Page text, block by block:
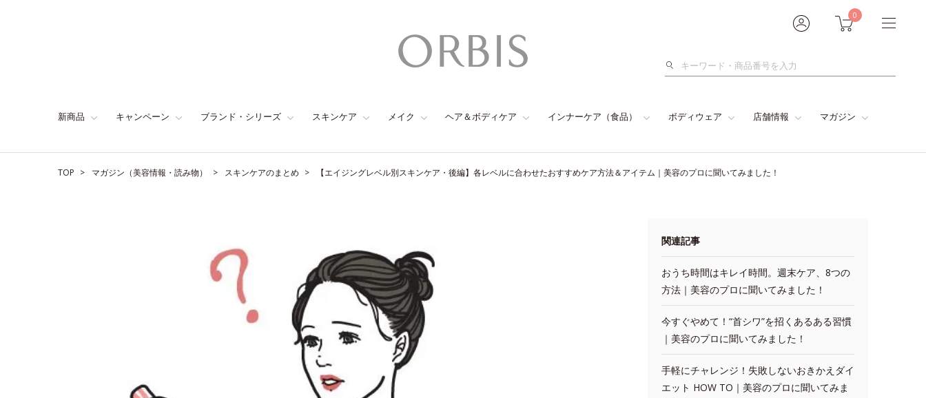
0
検
新商品 キャンペーン ブランド・シリーズ スキンケア メイク ヘア＆ボディケア インナーケア（食品） ボディウェア 店舗情報 マガジン
TOP マガジン（美容情報・読み物） スキンケアのまとめ 【エイジングレベル別スキンケア・後編】各レベルに合わせたおすすめケア方法＆アイテム｜美容のプロに聞いてみました！
関連記事
おうち時間はキレイ時間。週末ケア、8つの
方法｜美容のプロに聞いてみました！
今すぐやめて！“首シワ”を招くあるある習慣
｜美容のプロに聞いてみました！
手軽にチャレンジ！失敗しないおきかえダイ
エット HOW TO｜美容のプロに聞いてみま